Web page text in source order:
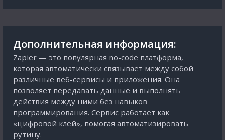
Дополнительная информация:
Zapier — это популярная no-code платформа,
которая автоматически связывает между собой
различные веб-сервисы и приложения. Она
позволяет передавать данные и выполнять
действия между ними без навыков
программирования. Сервис работает как
«цифровой клей», помогая автоматизировать
рутину.